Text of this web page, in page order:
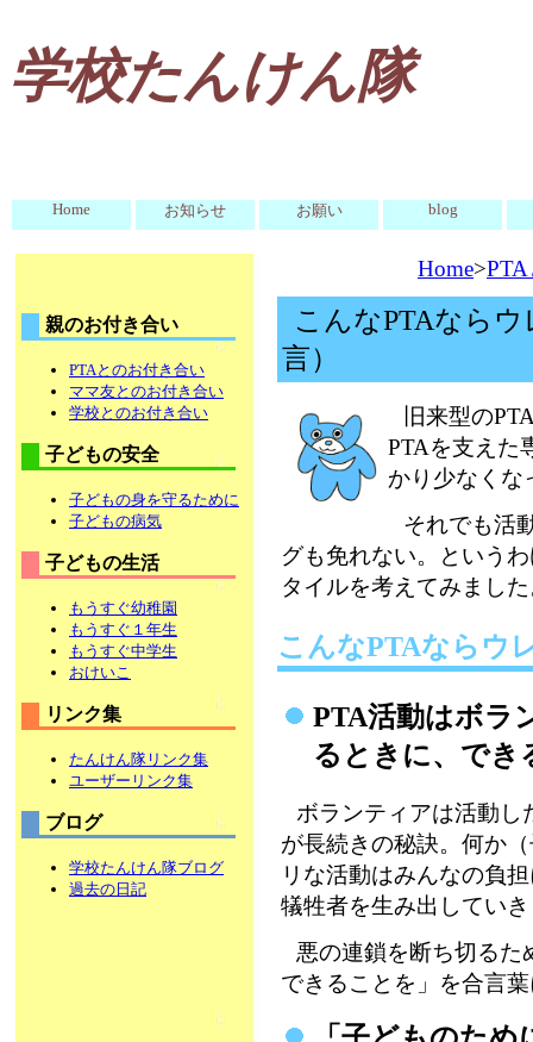
学校たんけん隊
Home お知らせ お願い blog
親のお付き合い
PTAとのお付き合い
ママ友とのお付き合い
学校とのお付き合い
子どもの安全
子どもの身を守るために
子どもの病気
子どもの生活
もうすぐ幼稚園
もうすぐ１年生
もうすぐ中学生
おけいこ
リンク集
たんけん隊リンク集
ユーザーリンク集
ブログ
学校たんけん隊ブログ
過去の日記
Home>
こんなPTAなら
言）
旧来型の
PTAを支えた
かり少なくな
それでも活
グも免れない。という
タイルを考えてみまし
こんなPTAならウ
PTA活動はボラ
るときに、でき
ボランティアは活動し
が長続きの秘訣。何か
リな活動はみんなの負
犠牲者を生み出してい
悪の連鎖を断ち切るた
できることを」を合言